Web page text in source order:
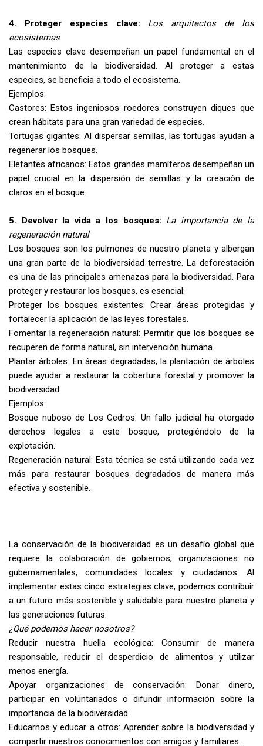
4. Proteger especies clave: Los arquitectos de los
ecosistemas
Las especies clave desempeñan un papel fundamental en el
mantenimiento de la biodiversidad. Al proteger a estas
especies, se beneficia a todo el ecosistema.
Ejemplos:
Castores: Estos ingeniosos roedores construyen diques que
crean hábitats para una gran variedad de especies.
Tortugas gigantes: Al dispersar semillas, las tortugas ayudan a
regenerar los bosques.
Elefantes africanos: Estos grandes mamíferos desempeñan un
papel crucial en la dispersión de semillas y la creación de
claros en el bosque.
5. Devolver la vida a los bosques: La importancia de la
regeneración natural
Los bosques son los pulmones de nuestro planeta y albergan
una gran parte de la biodiversidad terrestre. La deforestación
es una de las principales amenazas para la biodiversidad. Para
proteger y restaurar los bosques, es esencial:
Proteger los bosques existentes: Crear áreas protegidas y
fortalecer la aplicación de las leyes forestales.
Fomentar la regeneración natural: Permitir que los bosques se
recuperen de forma natural, sin intervención humana.
Plantar árboles: En áreas degradadas, la plantación de árboles
puede ayudar a restaurar la cobertura forestal y promover la
biodiversidad.
Ejemplos:
Bosque nuboso de Los Cedros: Un fallo judicial ha otorgado
derechos legales a este bosque, protegiéndolo de la
explotación.
Regeneración natural: Esta técnica se está utilizando cada vez
más para restaurar bosques degradados de manera más
efectiva y sostenible.
La conservación de la biodiversidad es un desafío global que
requiere la colaboración de gobiernos, organizaciones no
gubernamentales, comunidades locales y ciudadanos. Al
implementar estas cinco estrategias clave, podemos contribuir
a un futuro más sostenible y saludable para nuestro planeta y
las generaciones futuras.
¿Qué podemos hacer nosotros?
Reducir nuestra huella ecológica: Consumir de manera
responsable, reducir el desperdicio de alimentos y utilizar
menos energía.
Apoyar organizaciones de conservación: Donar dinero,
participar en voluntariados o difundir información sobre la
importancia de la biodiversidad.
Educarnos y educar a otros: Aprender sobre la biodiversidad y
compartir nuestros conocimientos con amigos y familiares.